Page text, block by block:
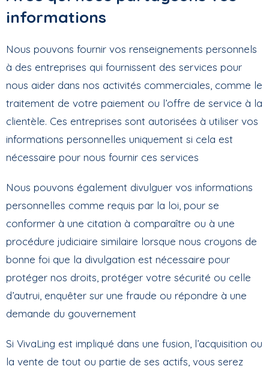
informations
Nous pouvons fournir vos renseignements personnels
à des entreprises qui fournissent des services pour
nous aider dans nos activités commerciales, comme le
traitement de votre paiement ou l’offre de service à la
clientèle. Ces entreprises sont autorisées à utiliser vos
informations personnelles uniquement si cela est
nécessaire pour nous fournir ces services
Nous pouvons également divulguer vos informations
personnelles comme requis par la loi, pour se
conformer à une citation à comparaître ou à une
procédure judiciaire similaire lorsque nous croyons de
bonne foi que la divulgation est nécessaire pour
protéger nos droits, protéger votre sécurité ou celle
d’autrui, enquêter sur une fraude ou répondre à une
demande du gouvernement
Si VivaLing est impliqué dans une fusion, l’acquisition ou
la vente de tout ou partie de ses actifs, vous serez